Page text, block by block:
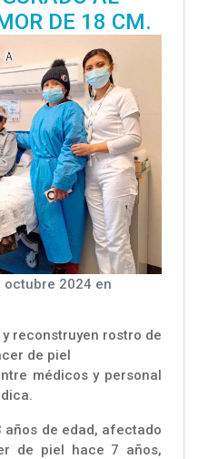
DE 18 CM.
octubre 2024 en
y reconstruyen rostro de
de piel
médicos y personal
años de edad, afectado
de piel hace 7 años,